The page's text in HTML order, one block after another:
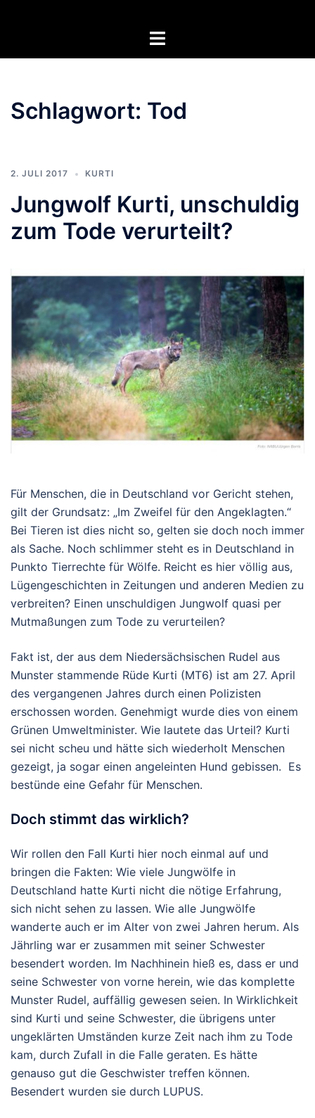
Menü
Schlagwort: Tod
2. JULI 2017 KURTI
Jungwolf Kurti, unschuldig
zum Tode verurteilt?
Für Menschen, die in Deutschland vor Gericht stehen,
gilt der Grundsatz: „Im Zweifel für den Angeklagten.“
Bei Tieren ist dies nicht so, gelten sie doch noch immer
als Sache. Noch schlimmer steht es in Deutschland in
Punkto Tierrechte für Wölfe. Reicht es hier völlig aus,
Lügengeschichten in Zeitungen und anderen Medien zu
verbreiten? Einen unschuldigen Jungwolf quasi per
Mutmaßungen zum Tode zu verurteilen?
Fakt ist, der aus dem Niedersächsischen Rudel aus
Munster stammende Rüde Kurti (MT6) ist am 27. April
des vergangenen Jahres durch einen Polizisten
erschossen worden. Genehmigt wurde dies von einem
Grünen Umweltminister. Wie lautete das Urteil? Kurti
sei nicht scheu und hätte sich wiederholt Menschen
gezeigt, ja sogar einen angeleinten Hund gebissen. Es
bestünde eine Gefahr für Menschen.
Doch stimmt das wirklich?
Wir rollen den Fall Kurti hier noch einmal auf und
bringen die Fakten: Wie viele Jungwölfe in
Deutschland hatte Kurti nicht die nötige Erfahrung,
sich nicht sehen zu lassen. Wie alle Jungwölfe
wanderte auch er im Alter von zwei Jahren herum. Als
Jährling war er zusammen mit seiner Schwester
besendert worden. Im Nachhinein hieß es, dass er und
seine Schwester von vorne herein, wie das komplette
Munster Rudel, auffällig gewesen seien. In Wirklichkeit
sind Kurti und seine Schwester, die übrigens unter
ungeklärten Umständen kurze Zeit nach ihm zu Tode
kam, durch Zufall in die Falle geraten. Es hätte
genauso gut die Geschwister treffen können.
Besendert wurden sie durch LUPUS.